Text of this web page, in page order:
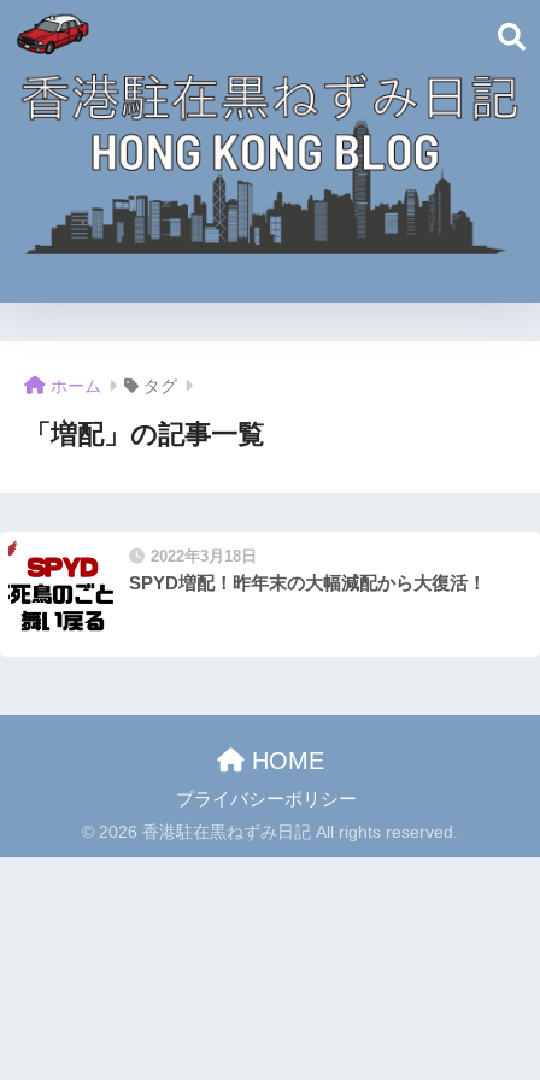
ホーム タグ
「増配」の記事一覧
2022年3月18日
SPYD増配！昨年末の大幅減配から大復活！
HOME
プライバシーポリシー
© 2026 香港駐在黒ねずみ日記 All rights reserved.